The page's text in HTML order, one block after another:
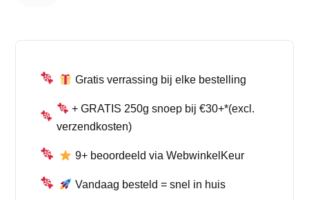
aantal
Gratis verrassing bij elke bestelling
+ GRATIS 250g snoep bij €30+*(excl.
verzendkosten)
9+ beoordeeld via WebwinkelKeur
Vandaag besteld = snel in huis